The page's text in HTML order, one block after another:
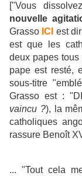
["Vous
nouvelle
Grasso ICI est
est que les
deux papes
pape est resté,
sous-titre
Grasso est :
vaincu ?), la
catholiques
rassure Benoît
... "Tout cela